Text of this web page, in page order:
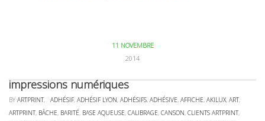
11 NOVEMBRE
2014
impressions numériques
BY ARTPRINT, ADHÉSIF, ADHÉSIF LYON, ADHÉSIFS, ADHÉSIVE, AFFICHE, AKILUX, ART,
ARTPRINT, BÂCHE, BARITÉ, BASE AQUEUSE, CALIBRAGE, CANSON, CLIENTS ARTPRINT,